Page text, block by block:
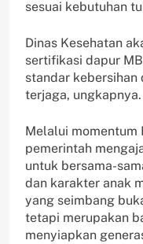
sesuai kebutuhan
Dinas Kesehatan
sertifikasi dapur
standar kebersihan
terjaga, ungkapnya.
Melalui momentum
pemerintah
untuk bersama-
dan karakter anak
yang seimbang
tetapi merupakan
menyiapkan